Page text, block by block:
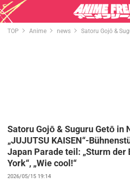
TOP Anime news Satoru Gojō &
Satoru Gojō & Suguru Getō in
„JUJUTSU KAISEN“-
Japan Parade teil: „Sturm der
York“, „Wie cool!“
2026/05/15 19:14